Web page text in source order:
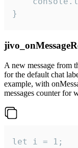
}
A new message from
for the default chat
example, with
messages counter for
let i = 1;